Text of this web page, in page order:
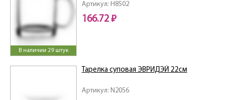
В наличии 29 штук
Артикул: H8502
166.72 ₽
Артикул: N2056
Тарелка суповая ЭВРИДЭЙ 22см